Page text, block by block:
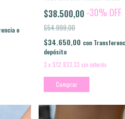
o
$38.500,00 -30% OFF
$54.999,00
$34.650,00 con
depósito
3 x $12.833,33 sin interés
Comprar